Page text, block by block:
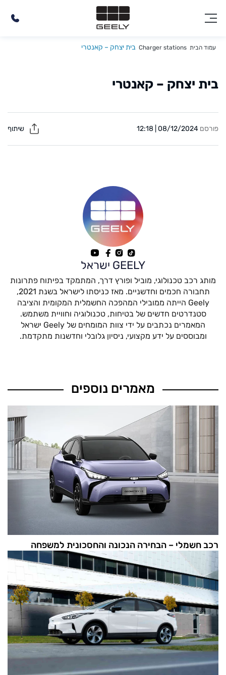
עמוד הבית Charger stations בית יצחק – קאנטרי
בית יצחק – קאנטרי
פורסם 08/12/2024 | 12:18
GEELY ישראל
מותג רכב טכנולוגי, מוביל ופורץ דרך, המתמקד בפיתוח פתרונות
תחבורה חכמים וחדשניים. מאז כניסתו לישראל בשנת 2021,
Geely הייתה ממובילי המהפכה החשמלית המקומית והציבה
סטנדרטים חדשים של בטיחות, טכנולוגיה וחוויית משתמש.
המאמרים נכתבים על ידי צוות המומחים של Geely ישראל
ומבוססים על ידע מקצועי, ניסיון גלובלי וחדשנות מתקדמת.
מאמרים נוספים
רכב חשמלי – הבחירה הנכונה והחסכונית למשפחה